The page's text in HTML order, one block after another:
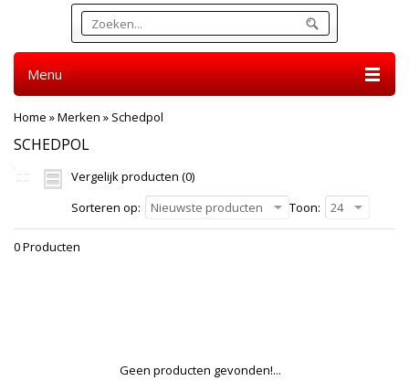
Menu
Home »Merken » Schedpol
SCHEDPOL
Vergelijk producten (0)
Sorteren op:
Nieuwste producten Toon: 24
0 Producten
Geen producten gevonden!...